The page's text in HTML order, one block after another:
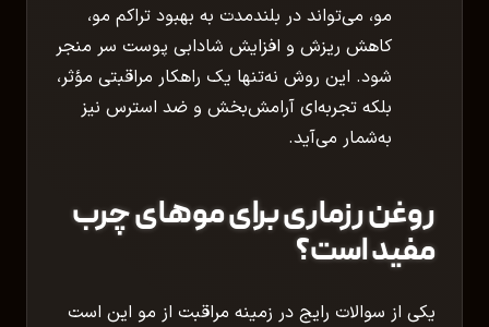
مو، می‌تواند در بلندمدت به بهبود تراکم مو،
کاهش ریزش و افزایش شادابی پوست سر منجر
شود. این روش نه‌تنها یک راهکار مراقبتی مؤثر،
بلکه تجربه‌ای آرامش‌بخش و ضد استرس نیز
به‌شمار می‌آید.
روغن رزماری برای موهای چرب
مفید است؟
یکی از سوالات رایج در زمینه مراقبت از مو این است